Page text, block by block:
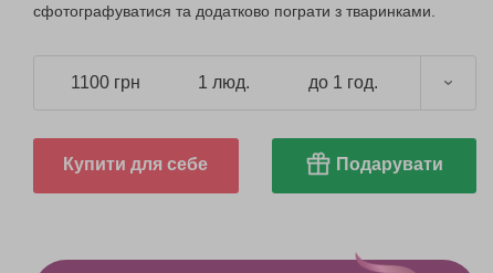
сфотографуватися та додатково пограти з тваринками.
1100 грн 1 люд. до 1 год.
Купити для себе Подарувати